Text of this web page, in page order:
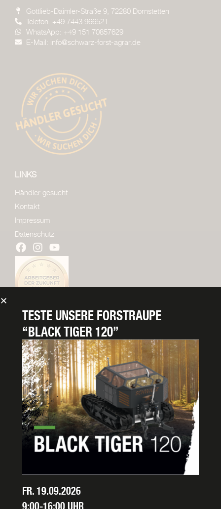
Gottlieb-Daimler-Straße 9, 72280 Dornstetten
Telefon: +49 7443 966521
WhatsApp: +49 151 70857629
E-Mail: info@schwarz-forst-agrar.de
LINKS
Händler gesucht
Kontakt
Impressum
Datenschutz
PROSPEKT ANFORDERN
Datenschutzerklärung gelesen
zur Kenntnis genommen. Ich stimme zu,
elektronisch erhoben und gespeichert werden. Hinweis: Sie können Ihre
damit einverstanden, dass alle eingegebenen Daten und meine IP-Adresse
nur zum Zweck der Spamvermeidung durch das Programm
USA überprüft und gespeichert werden.
TESTE UNSERE FORSTRAUPE
“BLACK TIGER 120”
FR. 19.09.2026
9:00-16:00 UHR